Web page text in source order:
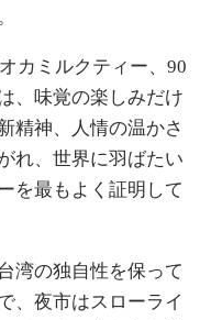
カミルクティー、90
、味覚の楽しみだけ
精神、人情の温かさ
れ、世界に羽ばたい
を最もよく証明して
湾の独自性を保って
、夜市はスローライ